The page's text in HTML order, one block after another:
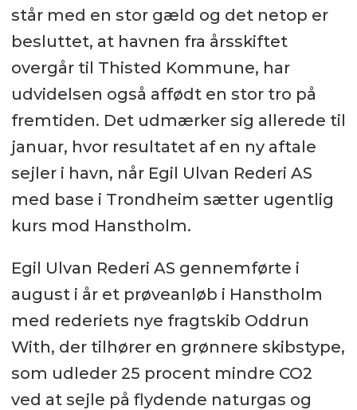
står med en stor gæld og det netop er
besluttet, at havnen fra årsskiftet
overgår til Thisted Kommune, har
udvidelsen også affødt en stor tro på
fremtiden. Det udmærker sig allerede til
januar, hvor resultatet af en ny aftale
sejler i havn, når Egil Ulvan Rederi AS
med base i Trondheim sætter ugentlig
kurs mod Hanstholm.
Egil Ulvan Rederi AS gennemførte i
august i år et prøveanløb i Hanstholm
med rederiets nye fragtskib Oddrun
With, der tilhører en grønnere skibstype,
som udleder 25 procent mindre CO2
ved at sejle på flydende naturgas og